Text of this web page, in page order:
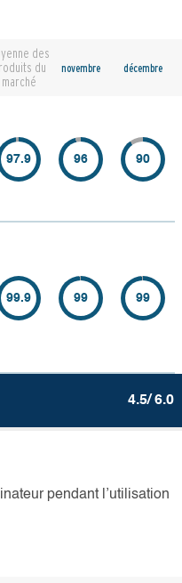
des
du
marché
novembre décembre
97.9 96 90
99.9 99 99
4.5/ 6.0
pendant l’utilisation